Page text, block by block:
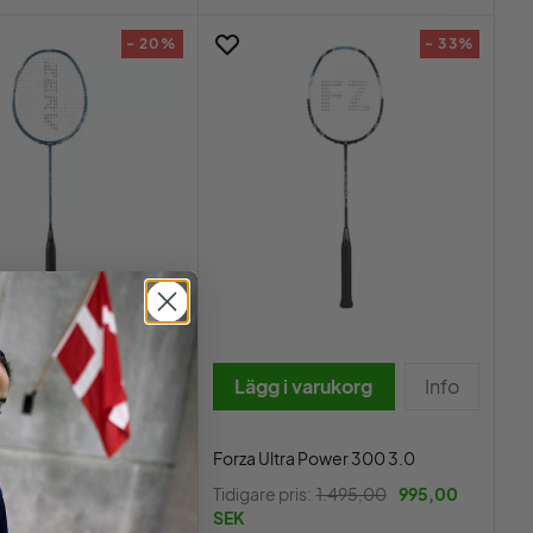
- 20%
V2
995,00
- 33%
Lägg i varukorg Info
Forza Ultra Power 300 3.0
Tidigare pris: 1.495,00 995,00
SEK